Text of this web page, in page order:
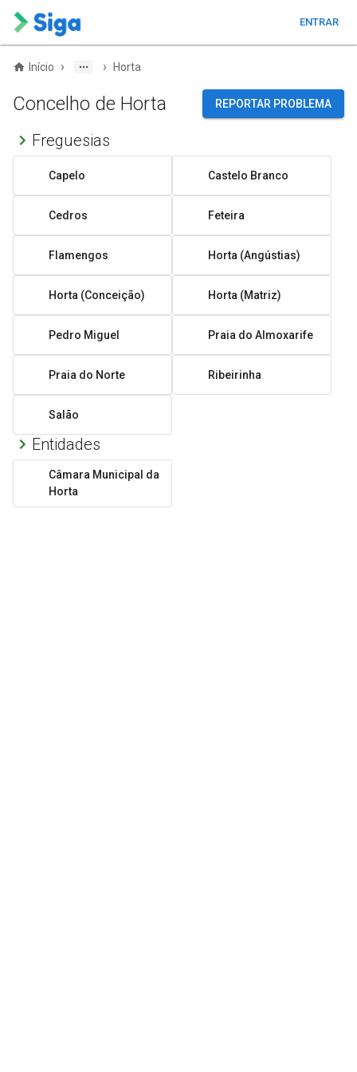
ENTRAR
Início › › Horta
Concelho de Horta REPORTAR PROBLEMA
Freguesias
Capelo Castelo Branco
Cedros Feteira
Flamengos Horta (Angústias)
Horta (Conceição) Horta (Matriz)
Pedro Miguel Praia do Almoxarife
Praia do Norte Ribeirinha
Salão
Entidades
Câmara Municipal da
Horta